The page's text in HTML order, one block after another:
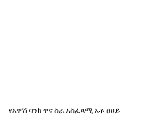
የአዋሽ ባንክ ዋና ስራ አስፈጻሚ አቶ ፀሀይ